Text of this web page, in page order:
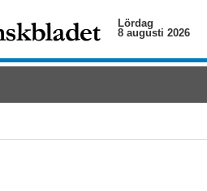
Lördag
8 augusti 2026